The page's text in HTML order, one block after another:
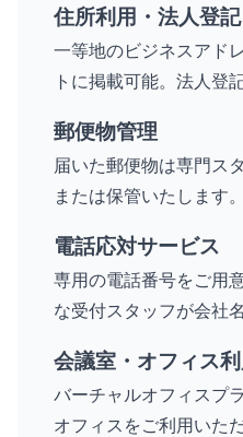
住所利用・法人登記
一等地のビジネスアド
トに掲載可能。法人登
郵便物管理
届いた郵便物は専門ス
または保管いたします。
電話応対サービス
専用の電話番号をご用
な受付スタッフが会社
会議室・オフィス利
バーチャルオフィスプ
オフィスをご利用いた